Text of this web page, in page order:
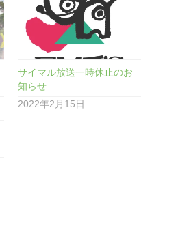
サイマル放送一時休止のお
知らせ
2022年2月15日